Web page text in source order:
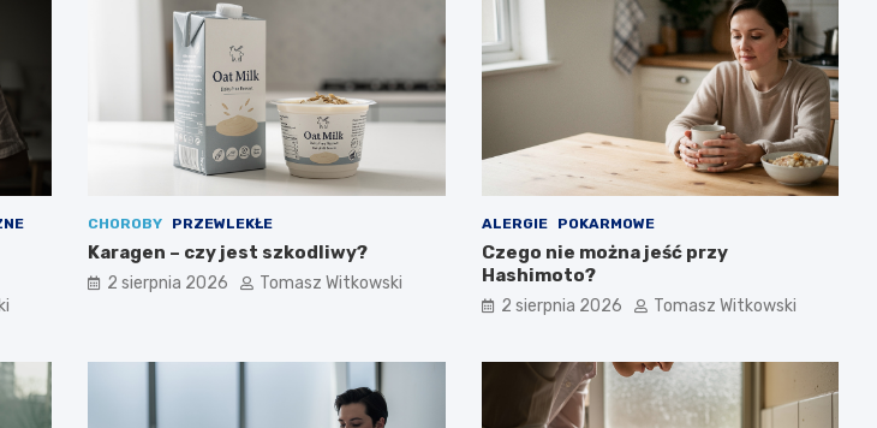
CHOROBY PRZEWLEKŁE
Karagen – czy jest szkodliwy?
2 sierpnia 2026 Tomasz Witkowski
ALERGIE POKARMOWE
Czego nie można jeść przy
Hashimoto?
2 sierpnia 2026 Tomasz Witkowski